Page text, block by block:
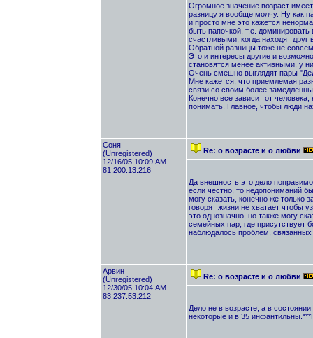
Огромное значение возраст
разницу я вообще молчу. Ну как
и просто мне это кажется
быть папочкой, т.е.
счастливыми, когда находят друг
Обратной разницы тоже не
Это и интересы другие и
становятся менее активными, у
Очень смешно выглядят пары
Мне кажется, что приемлемая
связи со своим более
Конечно все зависит от
понимать. Главное, чтобы люди
Cоня
(Unregistered)
12/16/05 10:09 AM
81.200.13.216
Re: о возрасте и о любви
Да внешность это дело
если честно, то недопониманий
могу сказать, конечно же только
говорят жизни не хватает чтобы
это однозначно, но также могу
семейных пар, где присутствует
наблюдалось проблем,
Арвин
(Unregistered)
12/30/05 10:04 AM
83.237.53.212
Re: о возрасте и о любви
Дело не в возрасте, а в
некоторые и в 35